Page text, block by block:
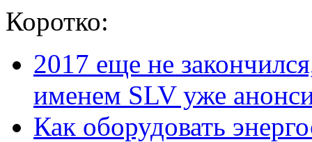
Коротко:
2017 еще не
именем SLV уже
Как оборудовать